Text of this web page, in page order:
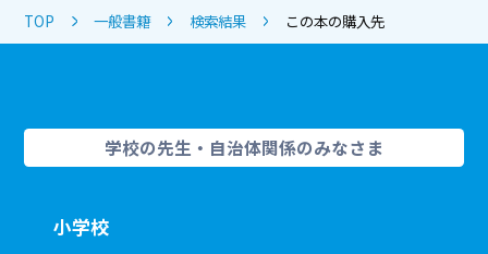
TOP 一般書籍 検索結果 この本の購入先
学校の先生・自治体関係のみなさま
小学校